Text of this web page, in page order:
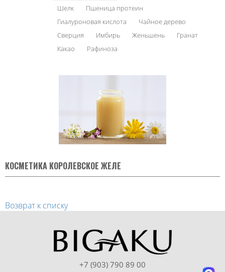
Шелк
Пшеница протеин
Гиалуроновая кислота
Чайное дерево
Сверция
Имбирь Женьшень
Гранат
Какао
Рафиноза
КОСМЕТИКА КОРОЛЕВСКОЕ ЖЕЛЕ
Возврат к списку
+7 (903) 790 89 00